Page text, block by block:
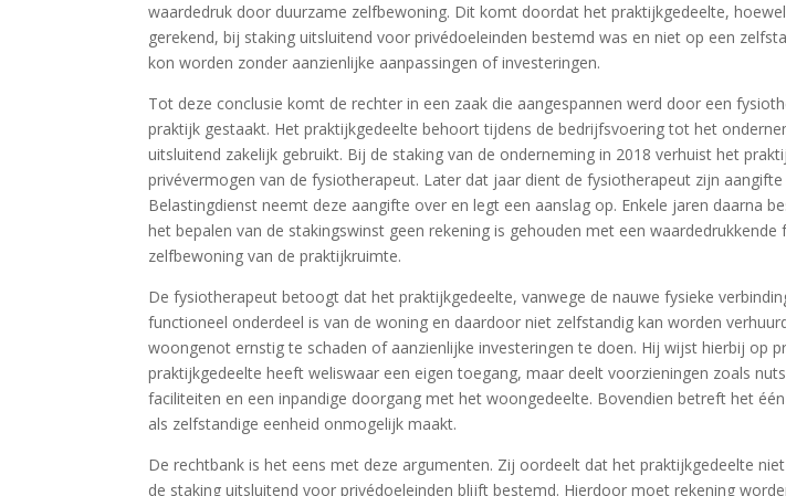
waardedruk door duurzame zelfbewoning. Dit komt doordat het praktijkgedeelte,
gerekend, bij staking uitsluitend voor privédoeleinden bestemd was en niet op een
kon worden zonder aanzienlijke aanpassingen of investeringen.
Tot deze conclusie komt de rechter in een zaak die aangespannen werd door een
praktijk gestaakt. Het praktijkgedeelte behoort tijdens de bedrijfsvoering tot het
uitsluitend zakelijk gebruikt. Bij de staking van de onderneming in 2018 verhuist het
privévermogen van de fysiotherapeut. Later dat jaar dient de fysiotherapeut zijn
Belastingdienst neemt deze aangifte over en legt een aanslag op. Enkele jaren daarna
het bepalen van de stakingswinst geen rekening is gehouden met een
zelfbewoning van de praktijkruimte.
De fysiotherapeut betoogt dat het praktijkgedeelte, vanwege de nauwe fysieke
functioneel onderdeel is van de woning en daardoor niet zelfstandig kan worden
woongenot ernstig te schaden of aanzienlijke investeringen te doen. Hij wijst hierbij op
praktijkgedeelte heeft weliswaar een eigen toegang, maar deelt voorzieningen zoals
faciliteiten en een inpandige doorgang met het woongedeelte. Bovendien betreft het
als zelfstandige eenheid onmogelijk maakt.
De rechtbank is het eens met deze argumenten. Zij oordeelt dat het praktijkgedeelte
de staking uitsluitend voor privédoeleinden blijft bestemd. Hierdoor moet rekening